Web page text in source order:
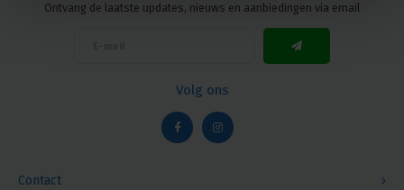
Contact
Ontvang de laatste updates, nieuws en aanbiedingen via email
Volg ons